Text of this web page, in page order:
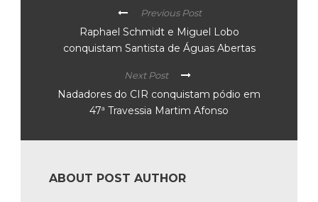
Previous Post
Raphael Schmidt e Miguel Lobo
conquistam Santista de Águas Abertas
Next Post
Nadadores do CIR conquistam pódio em
47ª Travessia Martim Afonso
ABOUT POST AUTHOR